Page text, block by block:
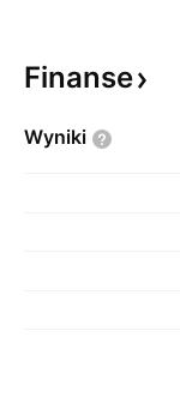
Finanse
Wyniki